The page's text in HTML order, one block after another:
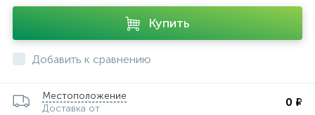
Купить
Добавить к сравнению
Местоположение
Доставка от
0 ₽